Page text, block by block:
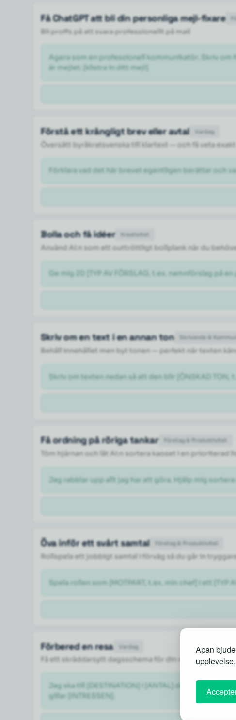
Apan
Få ChatGPT att bli din personliga mejl-fixare
Bli proffs på att svara professionellt på mail
Agera som en professionell kommunikatör. Skriv
är mejlet: [klistra in ditt mejl]
Vardag
Förstå ett krångligt brev eller avtal
Översätt byråkratsvenska till klartext — och få veta
Förklara vad det här brevet egentligen berättar och
Kreativitet
Bolla och få idéer
Använd AI:n som ett outtröttligt bollplank när du
Ge mig 20 [TYP AV FÖRSLAG, t.ex. namnförslag på
Skrivande &
Skriv om en text i en annan ton
Behåll innehållet men byt tonen — perfekt när texten
Skriv om texten nedan så att den blir [ÖNSKAD TON,
Företag & Produktivitet
Få ordning på röriga tankar
Töm hjärnan och låt AI:n sortera kaoset i en prioriterad
Jag rabblar upp allt jag har att göra. Hjälp mig
Företag & Produktivitet
Öva inför ett svårt samtal
Rollspela ett jobbigt samtal i förväg så du går in
Spela rollen som [MOTPART, t.ex. min chef] i ett
Vardag
Förbered en resa
Få ett skräddarsytt dagsschema för din resa med
Jag ska till [DESTINATION] i [ANTAL] dagar i
gillar [INTRESSEN].